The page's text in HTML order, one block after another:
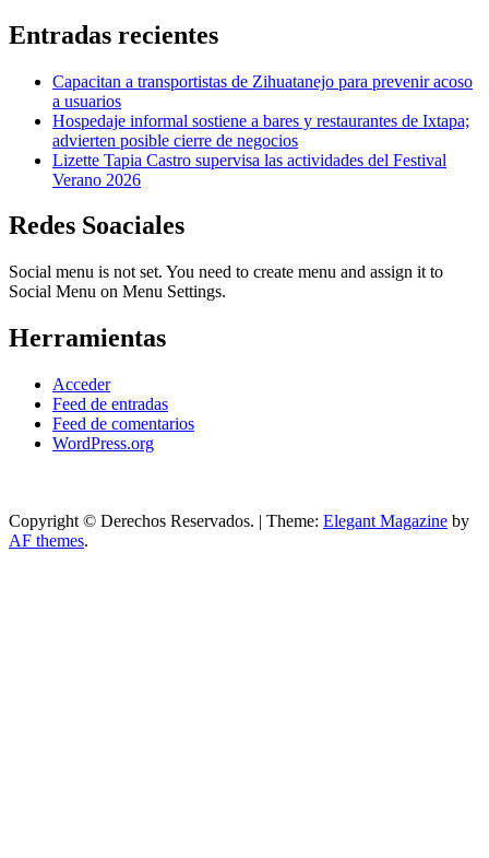
Entradas recientes
Capacitan a transportistas de Zihuatanejo para prevenir acoso
a usuarios
Hospedaje informal sostiene a bares y restaurantes de Ixtapa;
advierten posible cierre de negocios
Lizette Tapia Castro supervisa las actividades del Festival
Verano 2026
Redes Soaciales
Social menu is not set. You need to create menu and assign it to
Social Menu on Menu Settings.
Herramientas
Acceder
Feed de entradas
Feed de comentarios
WordPress.org
Copyright © Derechos Reservados. | Theme: Elegant Magazine by
AF themes.